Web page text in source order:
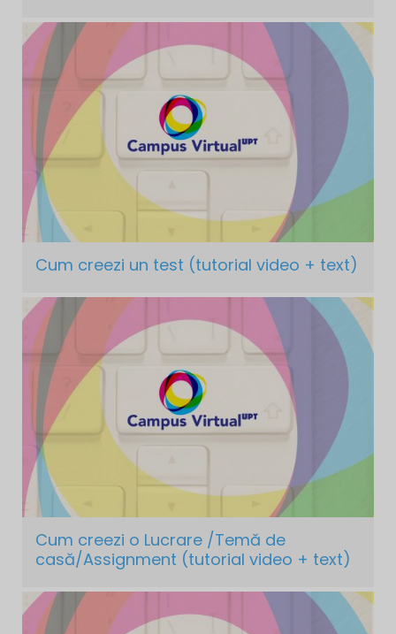
Cum creezi un test (tutorial video + text)
Cum creezi o Lucrare /Temă de
casă/Assignment (tutorial video + text)